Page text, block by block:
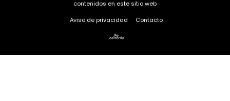
contenidos en este sitio web
Aviso de privacidad
Contacto